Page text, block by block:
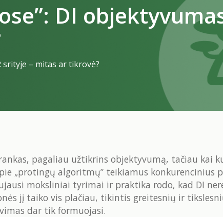
DI
srityje – mitas ar tikrovė?
pagaliau užtikrins objektyvumą, tačiau kai
„protingų algoritmų” teikiamus konkurencinius
moksliniai tyrimai ir praktika rodo, kad DI
jį taiko vis plačiau, tikintis greitesnių ir
dar tik formuojasi.